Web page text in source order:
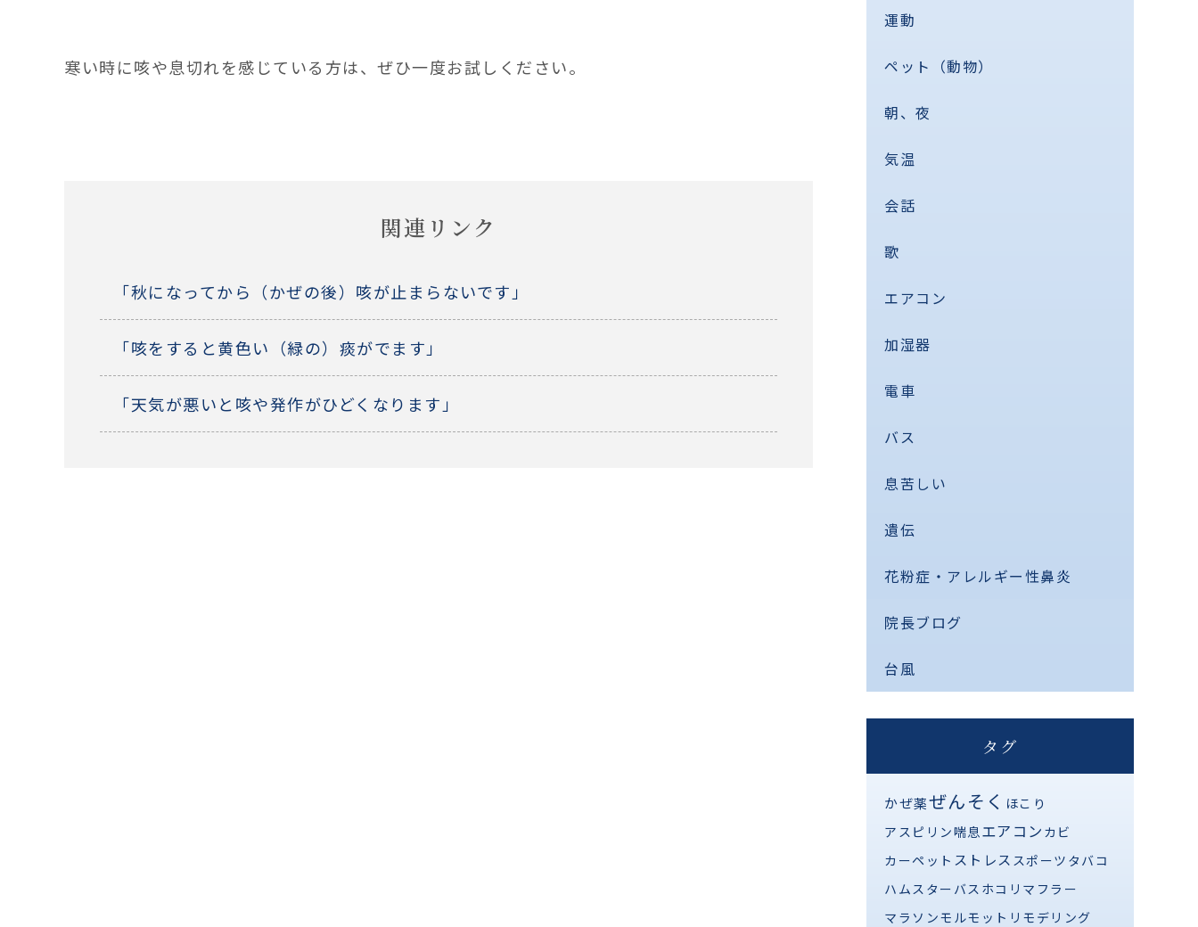
寒い時に咳や息切れを感じている方は、ぜひ一度お試しください。
関連リンク
「秋になってから（かぜの後）咳が止まらないです」
「咳をすると黄色い（緑の）痰がでます」
「天気が悪いと咳や発作がひどくなります」
運動
ペット（動物）
朝、夜
気温
会話
歌
エアコン
加湿器
電車
バス
息苦しい
遺伝
花粉症・アレルギー性鼻炎
院長ブログ
台風
タグ
かぜ薬ぜんそく ほこり
アスピリン喘息エアコン カビ
カーペット ストレス スポーツ タバコ
ハムスター バス ホコリ マフラー
マラソンモルモット リモデリング